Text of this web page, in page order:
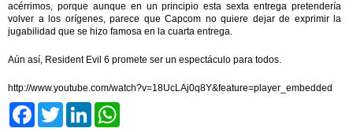
acérrimos, porque aunque en un principio esta sexta entrega pretendería
volver a los orígenes, parece que Capcom no quiere dejar de exprimir la
jugabilidad que se hizo famosa en la cuarta entrega.
Aún así, Resident Evil 6 promete ser un espectáculo para todos.
http://www.youtube.com/watch?v=18UcLAj0q8Y&feature=player_embedded
FacebookTwitter LinkedIn